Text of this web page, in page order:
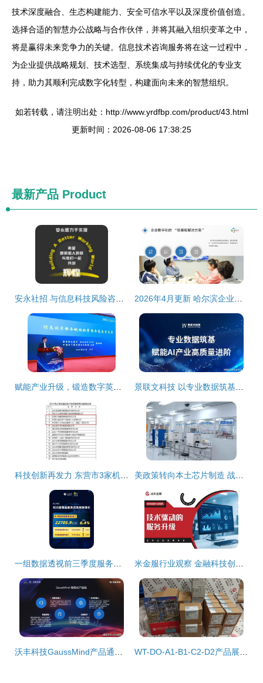
技术深度融合、生态构建能力、安全可信水平以及深度价值创造。
选择合适的智慧办公战略与合作伙伴，并将其融入组织变革之中，
将是赢得未来竞争力的关键。信息技术咨询服务将在这一过程中，
为企业提供战略规划、技术选型、系统集成与持续优化的专业支
持，助力其顺利完成数字化转型，构建面向未来的智慧组织。
如若转载，请注明出处：http://www.yrdfbp.com/product/43.html
更新时间：2026-08-06 17:38:25
最新产品 Product
安永社招 与信息科技风险咨询共创信息技术咨询服务新辉煌 2026年4月更新 哈尔滨企业微信小程序开发服务商选购指南与品牌推荐
赋能产业升级，锻造数字英才——第三届信息技术服务产业发展论坛暨中国信息协会第五届信息技术服务业应用技能大赛颁奖典礼在京隆重举行 景联文科技 以专业数据筑基，赋能AI产业高质量进阶
科技创新再发力 东营市3家机构新获批省级技术转移服务机构 美政策转向本土芯片制造 战略调整背后的全球供应链重构
一组数据透视前三季度服务贸易成绩单 经济科技融合下信息技术咨询服务的亮眼表现 米金服行业观察 金融科技创新如何引领金融发展新趋势
沃丰科技GaussMind产品通过可信AI评估，以人工智能赋能百业数字化转型 WT-DO-A1-B1-C2-D2产品展示与招商信息